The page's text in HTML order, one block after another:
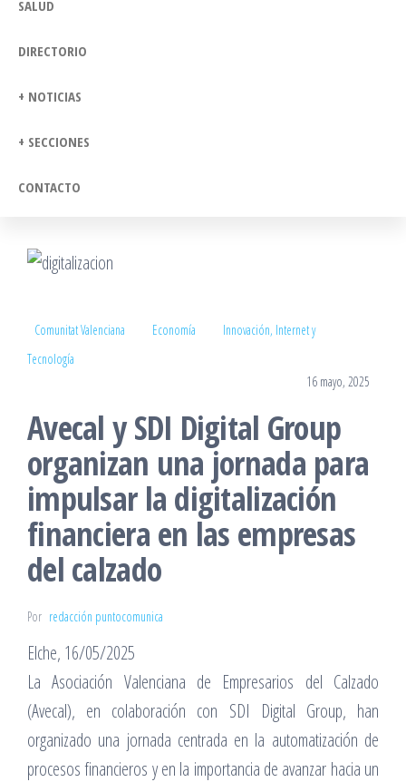
SALUD
DIRECTORIO
+ NOTICIAS
+ SECCIONES
CONTACTO
Comunitat Valenciana Economía
Innovación, Internet y
Tecnología
16 mayo, 2025
Avecal y SDI Digital Group
organizan una jornada para
impulsar la digitalización
financiera en las empresas
del calzado
Por redacción puntocomunica
Elche, 16/05/2025
La Asociación Valenciana de Empresarios del Calzado
(Avecal), en colaboración con SDI Digital Group, han
organizado una jornada centrada en la automatización de
procesos financieros y en la importancia de avanzar hacia un